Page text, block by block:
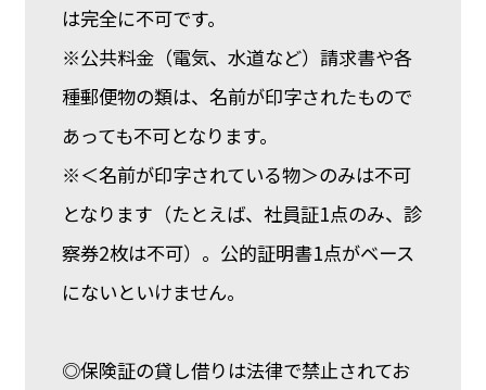
は完全に不可です。
※公共料金（電気、水道など）請求書や各
種郵便物の類は、名前が印字されたもので
あっても不可となります。
※＜名前が印字されている物＞のみは不可
となります（たとえば、社員証1点のみ、診
察券2枚は不可）。公的証明書1点がベース
にないといけません。
◎保険証の貸し借りは法律で禁止されてお